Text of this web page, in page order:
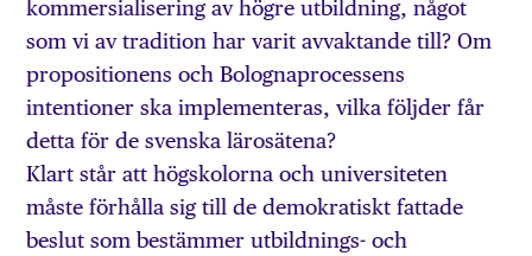
kommersialisering av högre utbildning, något
som vi av tradition har varit avvaktande till? Om
propositionens och Bolognaprocessens
intentioner ska implementeras, vilka följder får
detta för de svenska lärosätena?
Klart står att högskolorna och universiteten
måste förhålla sig till de demokratiskt fattade
beslut som bestämmer utbildnings- och